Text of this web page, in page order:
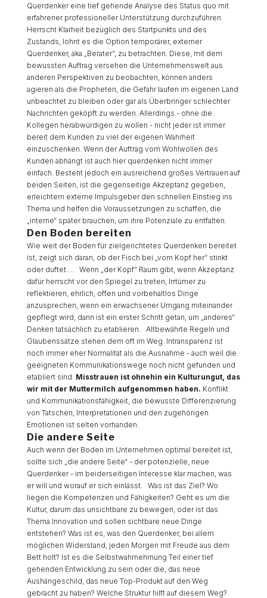
Querdenker eine tief gehende Analyse des Status quo mit
erfahrener professioneller Unterstützung durchzuführen.
Herrscht Klarheit bezüglich des Startpunkts und des
Zustands, lohnt es die Option temporärer, externer
Querdenker, aka „Berater“, zu betrachten. Diese, mit dem
bewussten Auftrag versehen die Unternehmenswelt aus
anderen Perspektiven zu beobachten, können anders
agieren als die Propheten, die Gefahr laufen im eigenen Land
unbeachtet zu bleiben oder gar als Überbringer schlechter
Nachrichten geköpft zu werden. Allerdings - ohne die
Kollegen herabwürdigen zu wollen - nicht jeder ist immer
bereit dem Kunden zu viel der eigenen Wahrheit
einzuschenken. Wenn der Auftrag vom Wohlwollen des
Kunden abhängt ist auch hier querdenken nicht immer
einfach. Besteht jedoch ein ausreichend großes Vertrauen auf
beiden Seiten, ist die gegenseitige Akzeptanz gegeben,
erleichtern externe Impulsgeber den schnellen Einstieg ins
Thema und helfen die Voraussetzungen zu schaffen, die
„interne“ später brauchen, um ihre Potenziale zu entfalten.
Den Boden bereiten
Wie weit der Boden für zielgerichtetes Querdenken bereitet
ist, zeigt sich daran, ob der Fisch bei „vom Kopf her“ stinkt
oder duftet…. Wenn „der Kopf“ Raum gibt, wenn Akzeptanz
dafür herrscht vor den Spiegel zu treten, Irrtümer zu
reflektieren, ehrlich, offen und vorbehaltlos Dinge
anzusprechen, wenn ein erwachsener Umgang miteinander
gepflegt wird, dann ist ein erster Schritt getan, um „anderes“
Denken tatsächlich zu etablieren. Altbewährte Regeln und
Glaubenssätze stehen dem oft im Weg. Intransparenz ist
noch immer eher Normalität als die Ausnahme - auch weil die
geeigneten Kommunikationswege noch nicht gefunden und
etabliert sind. Misstrauen ist ohnehin ein Kulturungut, das
wir mit der Muttermilch aufgenommen haben. Konflikt
und Kommunikationsfähigkeit, die bewusste Differenzierung
von Tatschen, Interpretationen und den zugehörigen
Emotionen ist selten vorhanden.
Die andere Seite
Auch wenn der Boden im Unternehmen optimal bereitet ist,
sollte sich „die andere Seite“ - der potenzielle, neue
Querdenker - im beiderseitigen Interesse klar machen, was
er will und worauf er sich einlässt. Was ist das Ziel? Wo
liegen die Kompetenzen und Fähigkeiten? Geht es um die
Kultur, darum das unsichtbare zu bewegen, oder ist das
Thema Innovation und sollen sichtbare neue Dinge
entstehen? Was ist es, was den Querdenker, bei allem
möglichen Widerstand, jeden Morgen mit Freude aus dem
Bett holt? Ist es die Selbstwahrnehmung Teil einer tief
gehenden Entwicklung zu sein oder die, das neue
Aushängeschild, das neue Top-Produkt auf den Weg
gebracht zu haben? Welche Struktur hilft auf diesem Weg?